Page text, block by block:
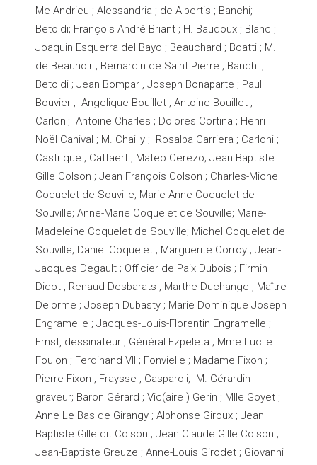
Me Andrieu ; Alessandria ; de Albertis ; Banchi;
Betoldi; François André Briant ; H. Baudoux ; Blanc ;
Joaquin Esquerra del Bayo ; Beauchard ; Boatti ; M.
de Beaunoir ; Bernardin de Saint Pierre ; Banchi ;
Betoldi ; Jean Bompar , Joseph Bonaparte ; Paul
Bouvier ; Angelique Bouillet ; Antoine Bouillet ;
Carloni; Antoine Charles ; Dolores Cortina ; Henri
Noël Canival ; M. Chailly ; Rosalba Carriera ; Carloni ;
Castrique ; Cattaert ; Mateo Cerezo; Jean Baptiste
Gille Colson ; Jean François Colson ; Charles-Michel
Coquelet de Souville; Marie-Anne Coquelet de
Souville; Anne-Marie Coquelet de Souville; Marie-
Madeleine Coquelet de Souville; Michel Coquelet de
Souville; Daniel Coquelet ; Marguerite Corroy ; Jean-
Jacques Degault ; Officier de Paix Dubois ; Firmin
Didot ; Renaud Desbarats ; Marthe Duchange ; Maître
Delorme ; Joseph Dubasty ; Marie Dominique Joseph
Engramelle ; Jacques-Louis-Florentin Engramelle ;
Ernst, dessinateur ; Général Ezpeleta ; Mme Lucile
Foulon ; Ferdinand VII ; Fonvielle ; Madame Fixon ;
Pierre Fixon ; Fraysse ; Gasparoli; M. Gérardin
graveur; Baron Gérard ; Vic(aire ) Gerin ; Mlle Goyet ;
Anne Le Bas de Girangy ; Alphonse Giroux ; Jean
Baptiste Gille dit Colson ; Jean Claude Gille Colson ;
Jean-Baptiste Greuze ; Anne-Louis Girodet ; Giovanni